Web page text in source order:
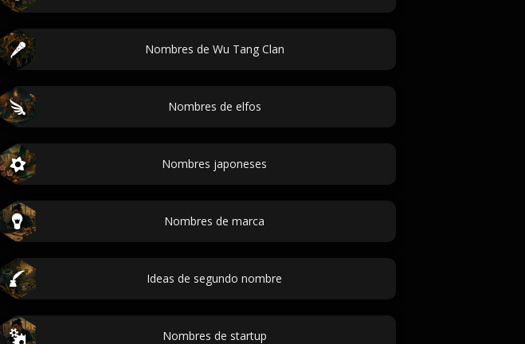
Nombres de Wu Tang Clan
Nombres de elfos
Nombres japoneses
Nombres de marca
Ideas de segundo nombre
Nombres de startup